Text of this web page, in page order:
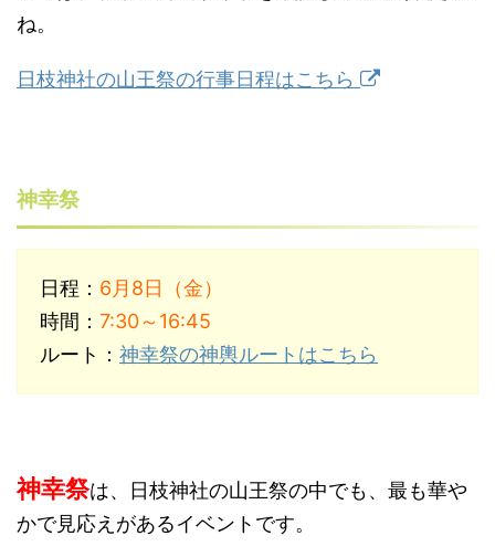
ね。
日枝神社の山王祭の行事日程はこちら
神幸祭
日程： 6月8日（金）
時間： 7:30～16:45
ルート： 神幸祭の神輿ルートはこちら
神幸祭は、日枝神社の山王祭の中でも、最も華や
かで見応えがあるイベントです。